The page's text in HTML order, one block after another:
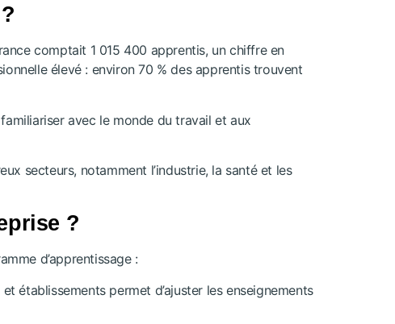
comptait 1 015 400 apprentis, un chiffre en
élevé : environ 70 % des apprentis trouvent
avec le monde du travail et aux
secteurs, notamment l’industrie, la santé et les
?
d’apprentissage :
établissements permet d’ajuster les enseignements